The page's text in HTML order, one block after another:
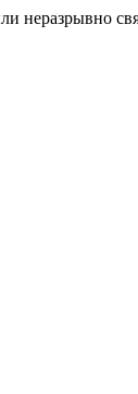
неразрывно